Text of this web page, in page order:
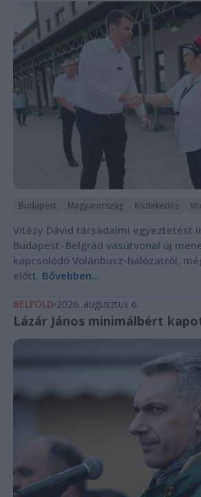
Budapest Magyarország Közlekedés
Vitézy Dávid társadalmi egyeztetést
Budapest–Belgrád vasútvonal új
kapcsolódó Volánbusz-hálózatról,
előtt. Bővebben...
BELFÖLD 2026. augusztus 6.
Lázár János minimálbért